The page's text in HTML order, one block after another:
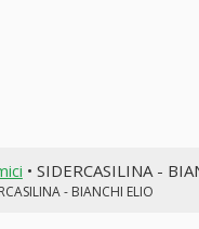
• SIDERCASILINA -
- BIANCHI ELIO